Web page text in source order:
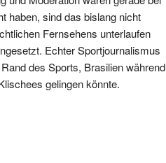
haben, sind das bislang nicht
Fernsehens unterlaufen
Echter Sportjournalismus
des Sports, Brasilien während
gelingen könnte.